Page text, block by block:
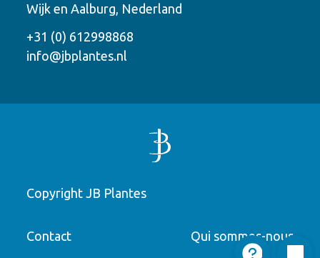
Rappelez-moi
Laissez un message
Wijk en Aalburg, Nederland
+31 (0) 612998868
info@jbplantes.nl
Copyright JB Plantes
Contact Qui sommes-nous